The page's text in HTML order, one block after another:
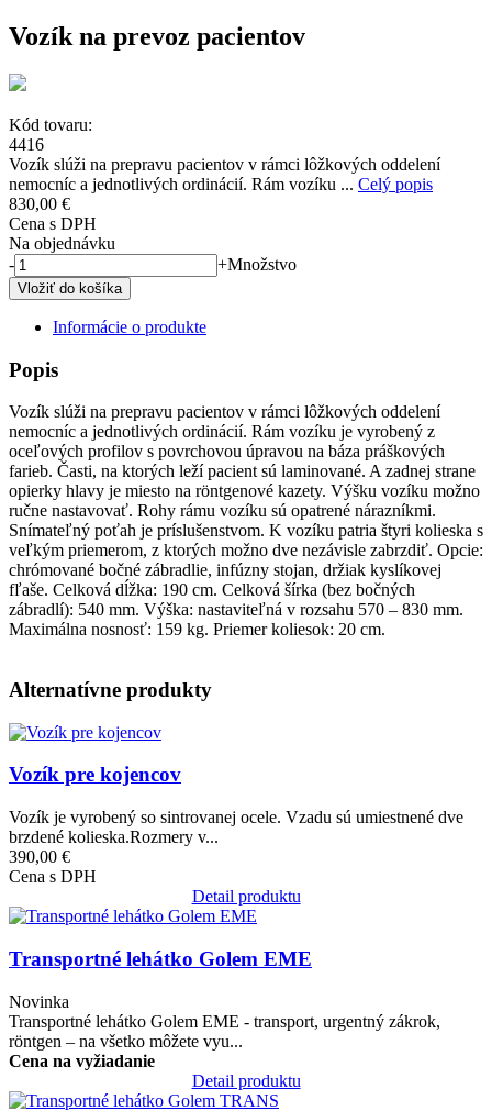
Vozík na prevoz pacientov
Kód tovaru:
4416
Vozík slúži na prepravu pacientov v rámci lôžkových oddelení
nemocníc a jednotlivých ordinácií. Rám vozíku ... Celý popis
830,00 €
Cena s DPH
Na objednávku
-
+Množstvo
Informácie o produkte
Popis
Vozík slúži na prepravu pacientov v rámci lôžkových oddelení
nemocníc a jednotlivých ordinácií. Rám vozíku je vyrobený z
oceľových profilov s povrchovou úpravou na báza práškových
farieb. Časti, na ktorých leží pacient sú laminované. A zadnej strane
opierky hlavy je miesto na röntgenové kazety. Výšku vozíku možno
ručne nastavovať. Rohy rámu vozíku sú opatrené nárazníkmi.
Snímateľný poťah je príslušenstvom. K vozíku patria štyri kolieska s
veľkým priemerom, z ktorých možno dve nezávisle zabrzdiť. Opcie:
chrómované bočné zábradlie, infúzny stojan, držiak kyslíkovej
fľaše. Celková dĺžka: 190 cm. Celková šírka (bez bočných
zábradlí): 540 mm. Výška: nastaviteľná v rozsahu 570 – 830 mm.
Maximálna nosnosť: 159 kg. Priemer koliesok: 20 cm.
Alternatívne produkty
Obrázok
Vozík pre kojencov
Vozík je vyrobený so sintrovanej ocele. Vzadu sú umiestnené dve
brzdené kolieska.Rozmery v...
390,00 €
Cena s DPH
Detail produktu
Obrázok
Transportné lehátko Golem EME
Novinka
Transportné lehátko Golem EME - transport, urgentný zákrok,
röntgen – na všetko môžete vyu...
Cena na vyžiadanie
Detail produktu
Obrázok